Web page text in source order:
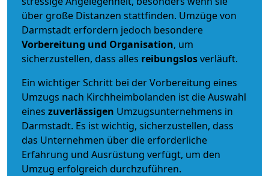
über große Distanzen stattfinden. Umzüge von
Darmstadt erfordern jedoch besondere
Vorbereitung und Organisation, um
sicherzustellen, dass alles reibungslosverläuft.
Ein wichtiger Schritt bei der Vorbereitung eines
Umzugs nach Kirchheimbolanden ist die Auswahl
eines zuverlässigen Umzugsunternehmens in
Darmstadt. Es ist wichtig, sicherzustellen, dass
das Unternehmen über die erforderliche
Erfahrung und Ausrüstung verfügt, um den
Umzug erfolgreich durchzuführen.